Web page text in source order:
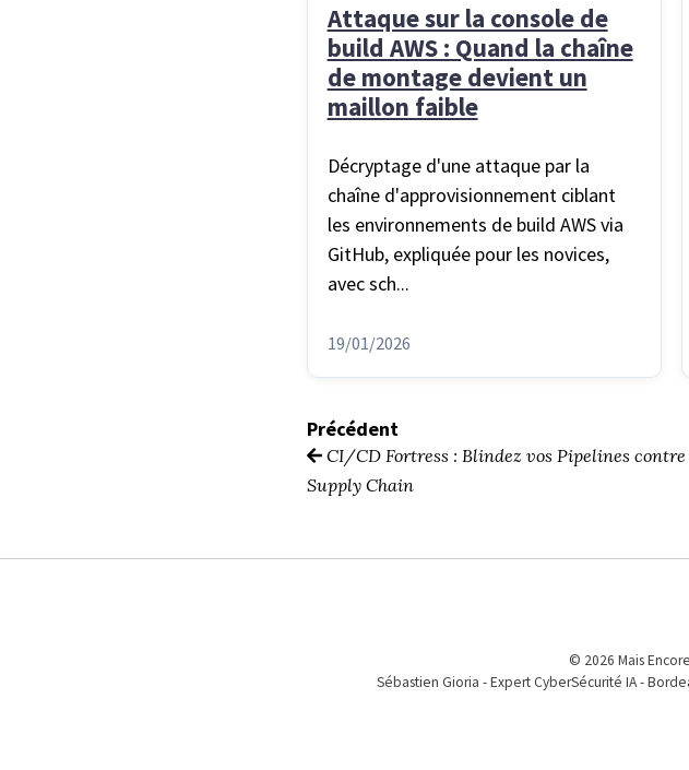
Attaque sur la console de
build AWS : Quand la chaîne
de montage devient un
maillon faible
Décryptage d'une attaque par la
chaîne d'approvisionnement ciblant
les environnements de build AWS via
GitHub, expliquée pour les novices,
avec sch...
19/01/2026
Précédent
CI/CD Fortress : Blindez vos Pipelines contre
Supply Chain
© 2026 Mais
Sébastien Gioria - Expert CyberSécurité IA -